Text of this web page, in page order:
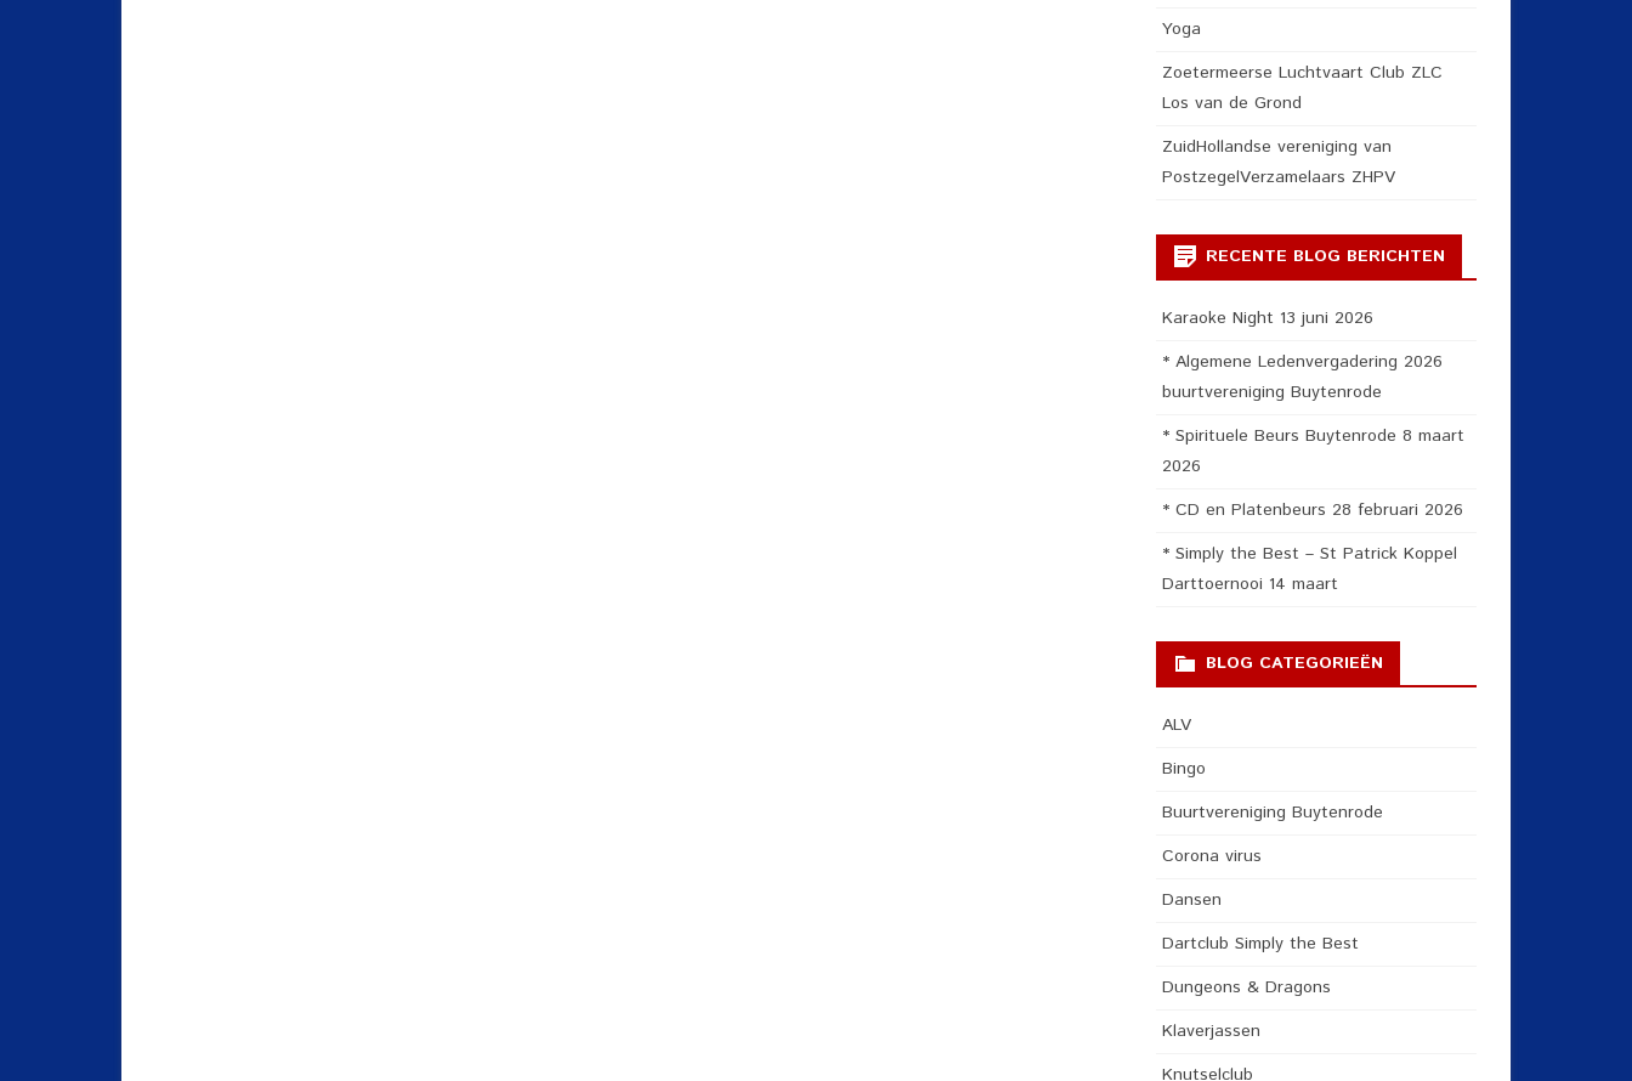
Yoga
Zoetermeerse Luchtvaart Club ZLC
Los van de Grond
ZuidHollandse vereniging van
PostzegelVerzamelaars ZHPV
RECENTE BLOG BERICHTEN
Karaoke Night 13 juni 2026
* Algemene Ledenvergadering 2026
buurtvereniging Buytenrode
* Spirituele Beurs Buytenrode 8 maart
2026
* CD en Platenbeurs 28 februari 2026
* Simply the Best – St Patrick Koppel
Darttoernooi 14 maart
BLOG CATEGORIEËN
ALV
Bingo
Buurtvereniging Buytenrode
Corona virus
Dansen
Dartclub Simply the Best
Dungeons & Dragons
Klaverjassen
Knutselclub